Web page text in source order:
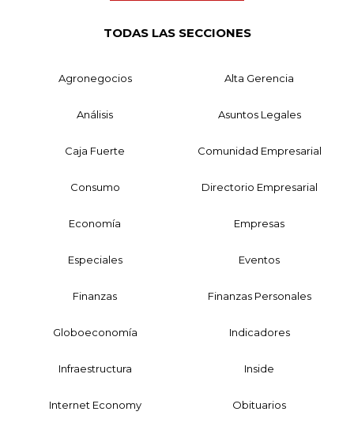
TODAS LAS SECCIONES
Agronegocios Alta Gerencia
Análisis Asuntos Legales
Caja Fuerte Comunidad Empresarial
Consumo Directorio Empresarial
Economía Empresas
Especiales Eventos
Finanzas Finanzas Personales
Globoeconomía Indicadores
Infraestructura Inside
Internet Economy Obituarios